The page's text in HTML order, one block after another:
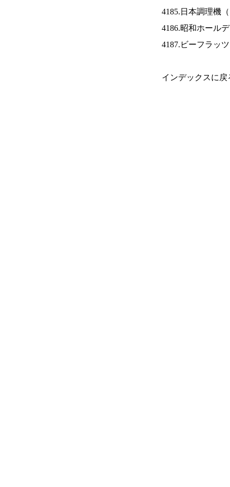
4185.日本調理機（
4186.昭和ホール
4187.ビーフラッ
インデックスに戻